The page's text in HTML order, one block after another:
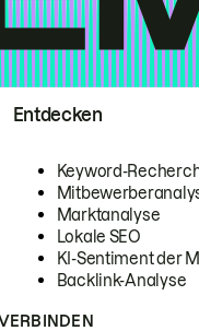
Entdecken
Keyword-
Marktanalyse
Lokale SEO
KI-Sentiment der
Backlink-Analyse